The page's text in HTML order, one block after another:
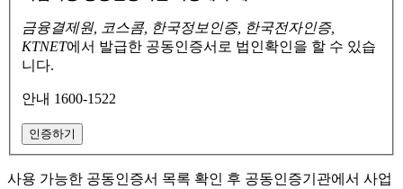
금융결제원, 코스콤, 한국정보인증, 한국전자인증,
KTNET에서 발급한 공동인증서로 법인확인을 할 수 있습
니다.
안내 1600-1522
인증하기
사용 가능한 공동인증서 목록 확인 후 공동인증기관에서 사업